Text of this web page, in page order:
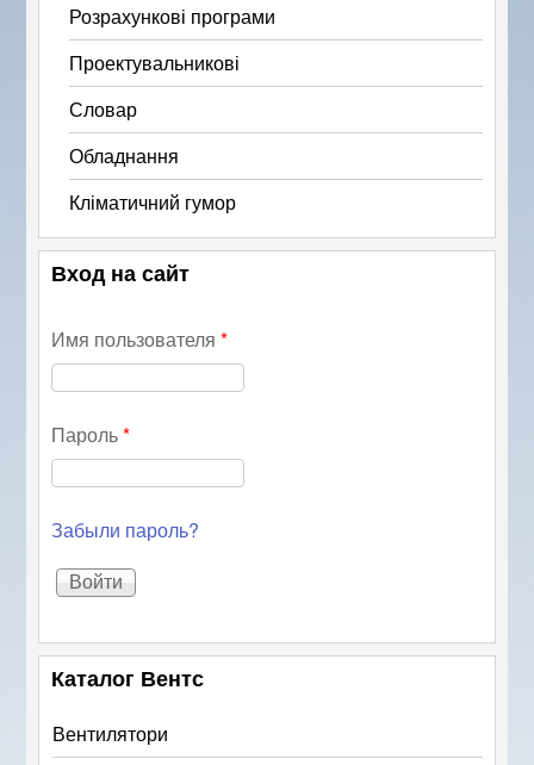
Розрахункові програми
Проектувальникові
Словар
Обладнання
Кліматичний гумор
Вход на сайт
Имя пользователя*
Пароль*
Забыли пароль?
Каталог Вентс
Вентилятори